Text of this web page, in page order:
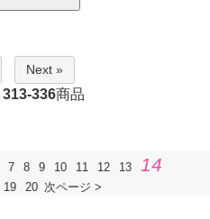
Next »
313-336商品
7 8 9 10 11 12 13 14
19 20 次ページ >